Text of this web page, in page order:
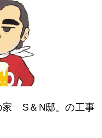
家 S＆N邸』の工事